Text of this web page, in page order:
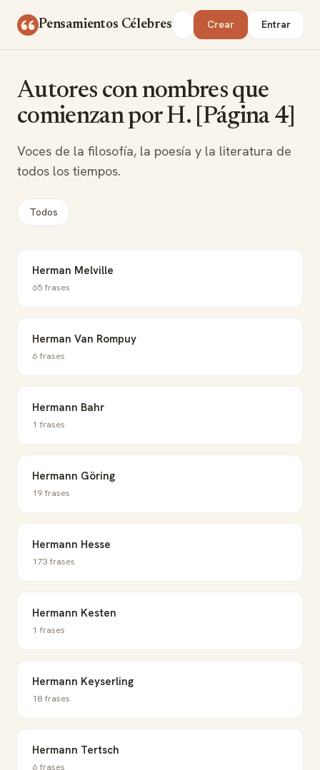
Pensamientos Célebres Buscar Crear Entrar
Autores con nombres que
comienzan por H. [Página 4]
Voces de la filosofía, la poesía y la literatura de
todos los tiempos.
Todos
Herman Melville
65 frases
Herman Van Rompuy
6 frases
Hermann Bahr
1 frases
Hermann Göring
19 frases
Hermann Hesse
173 frases
Hermann Kesten
1 frases
Hermann Keyserling
18 frases
Hermann Tertsch
6 frases